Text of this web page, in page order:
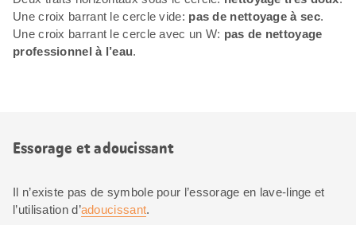
Une croix barrant le cercle vide: pas de nettoyage à sec.
Une croix barrant le cercle avec un W: pas de nettoyage
professionnel à l’eau.
Essorage et adoucissant
Il n’existe pas de symbole pour l’essorage en lave-linge et
l’utilisation d’adoucissant.